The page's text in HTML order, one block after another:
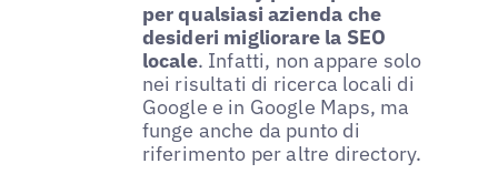
per qualsiasi azienda che
desideri migliorare la SEO
locale. Infatti, non appare solo
nei risultati di ricerca locali di
Google e in Google Maps, ma
funge anche da punto di
riferimento per altre directory.